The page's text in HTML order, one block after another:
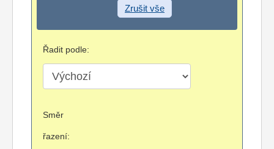
Zrušit vše
Řadit podle:
Směr
řazení: